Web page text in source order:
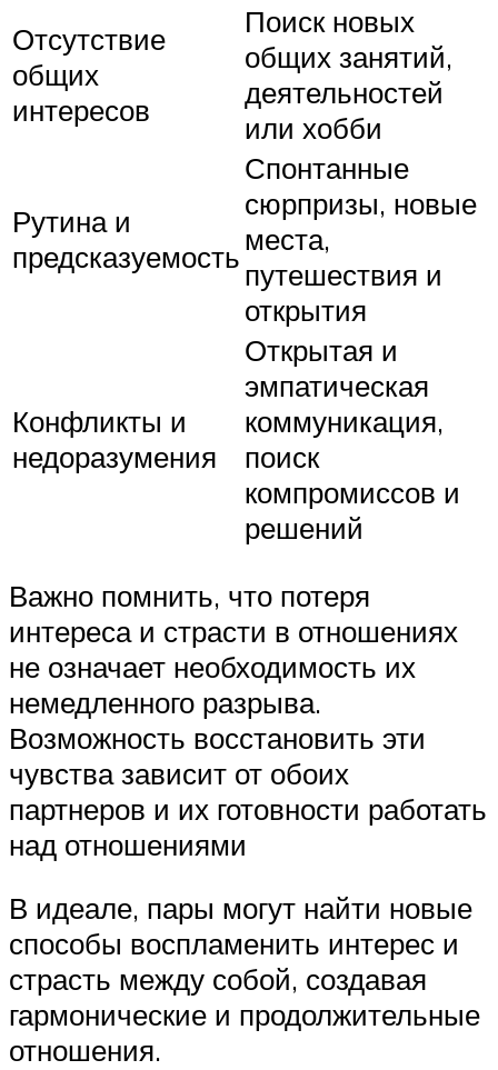
Отсутствие
общих
интересов
Поиск новых
общих занятий,
деятельностей
или хобби
Рутина и
предсказуемость
Спонтанные
сюрпризы, новые
места,
путешествия и
открытия
Конфликты и
недоразумения
Открытая и
эмпатическая
коммуникация,
поиск
компромиссов и
решений
Важно помнить, что потеря
интереса и страсти в отношениях
не означает необходимость их
немедленного разрыва.
Возможность восстановить эти
чувства зависит от обоих
партнеров и их готовности работать
над отношениями
В идеале, пары могут найти новые
способы воспламенить интерес и
страсть между собой, создавая
гармонические и продолжительные
отношения.